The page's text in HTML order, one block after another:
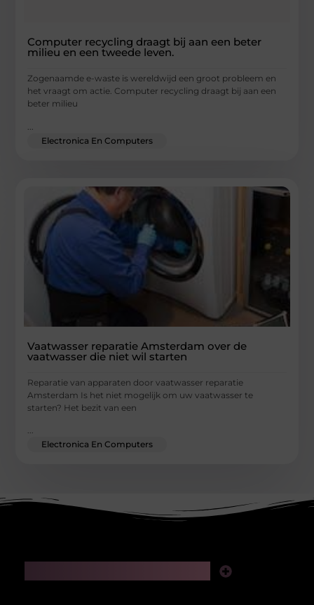
Computer recycling draagt bij aan een beter
milieu en een tweede leven.
Zogenaamde e-waste is wereldwijd een groot probleem en
het vraagt om actie. Computer recycling draagt bij aan een
beter milieu
Electronica En Computers
Vaatwasser reparatie Amsterdam over de
vaatwasser die niet wil starten
Reparatie van apparaten door vaatwasser reparatie
Amsterdam Is het niet mogelijk om uw vaatwasser te
starten? Het bezit van een
...
Electronica En Computers